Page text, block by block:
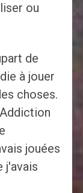
ou
de
à jouer
choses.
jouées
j'avais